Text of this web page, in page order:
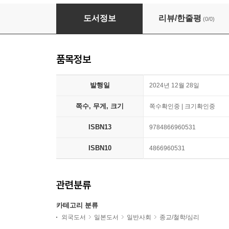
淨土眞宗聖典 安心決定抄 現代語版
도서정보 리뷰/한줄평 (0/0)
품목정보
발행일 2024년 12월 28일
쪽수, 무게, 크기 쪽수확인중 | 크기확인중
ISBN13 9784866960531
ISBN10 4866960531
관련분류
카테고리 분류
외국도서 일본도서 일반사회 종교/철학/심리